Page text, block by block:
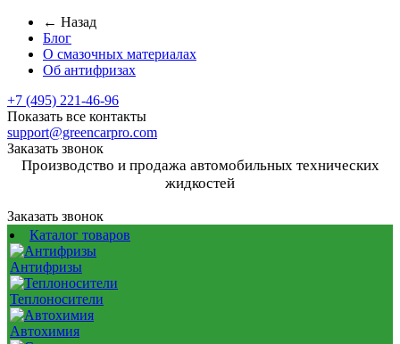
← Назад
Блог
О смазочных материалах
Об антифризах
+7 (495) 221-46-96
Показать все контакты
support@greencarpro.com
Заказать звонок
Производство и продажа автомобильных технических
жидкостей
Заказать звонок
Каталог товаров
Антифризы
Теплоносители
Автохимия